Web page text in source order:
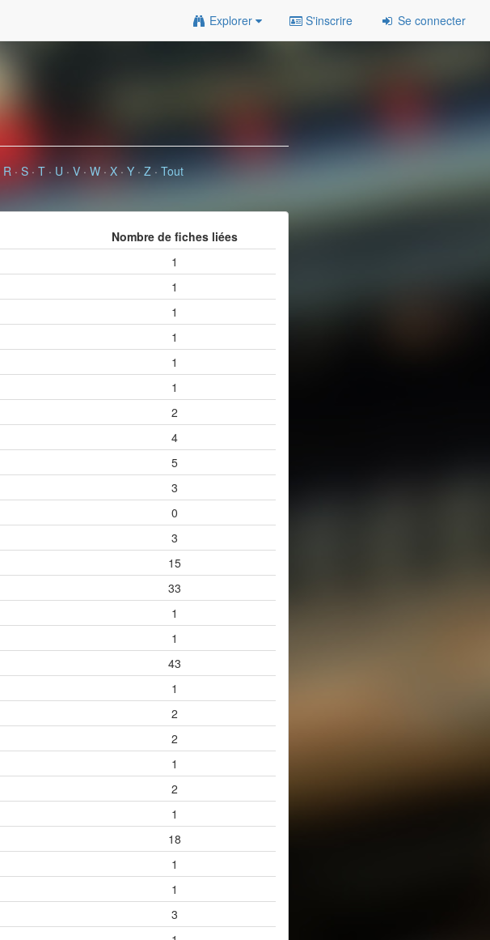
Explorer S'inscrire Se connecter
R· S· T· U · V· W· X· Y· Z· Tout
Nombre de fiches liées
1
1
1
1
1
1
2
4
5
3
0
3
15
33
1
1
43
1
2
2
1
2
1
18
1
1
3